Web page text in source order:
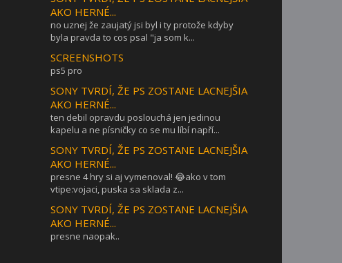
AKO HERNÉ...
no uznej že zaujatý jsi byl i ty protože kdyby
byla pravda to cos psal "ja som k...
SCREENSHOTS
ps5 pro
SONY TVRDÍ, ŽE PS ZOSTANE LACNEJŠIA
AKO HERNÉ...
ten debil opravdu poslouchá jen jedinou
kapelu a ne písničky co se mu líbí napří...
SONY TVRDÍ, ŽE PS ZOSTANE LACNEJŠIA
AKO HERNÉ...
presne 4 hry si aj vymenoval! 😂ako v tom
vtipe:vojaci, puska sa sklada z...
SONY TVRDÍ, ŽE PS ZOSTANE LACNEJŠIA
AKO HERNÉ...
presne naopak..